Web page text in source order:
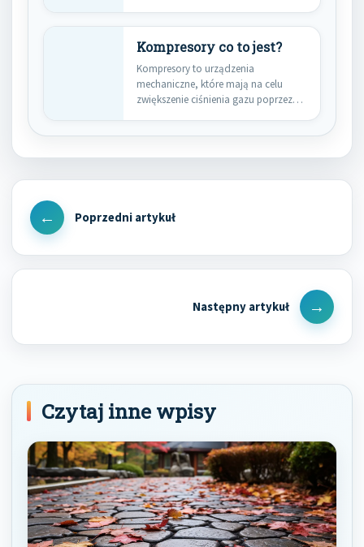
Kompresory co to jest?
Kompresory to urządzenia
mechaniczne, które mają na celu
zwiększenie ciśnienia gazu poprzez
Nawigacja
wpisu
Previous
Next
Post
Czytaj inne wpisy